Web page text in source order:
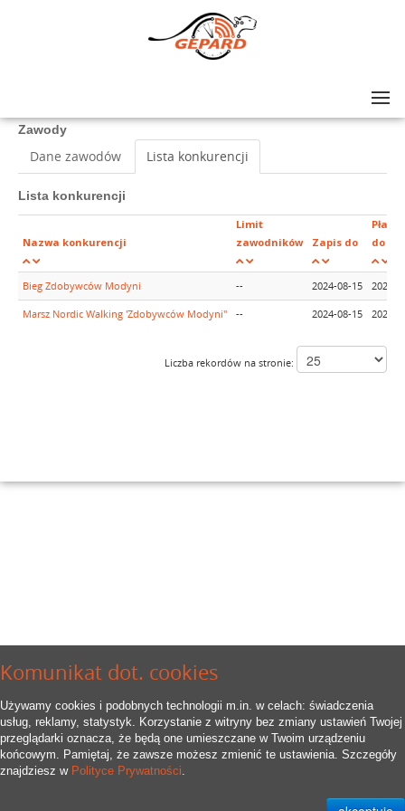
Komunikat dot. cookies
Używamy cookies i podobnych technologii m.in. w celach: świadczenia
usług, reklamy, statystyk. Korzystanie z witryny bez zmiany ustawień Twojej
przeglądarki oznacza, że będą one umieszczane w Twoim urządzeniu
końcowym. Pamiętaj, że zawsze możesz zmienić te ustawienia. Szczegóły
znajdziesz w Polityce Prywatności.
Zawody
Dane zawodów Lista konkurencji
Lista konkurencji
Nazwa konkurencji
Limit
zawodników
Zapis do
do
Bieg Zdobywców Modyni -- 2024-08-15 2024-
Marsz Nordic Walking 'Zdobywców Modyni" -- 2024-08-15 2024-
Liczba rekordów na stronie: